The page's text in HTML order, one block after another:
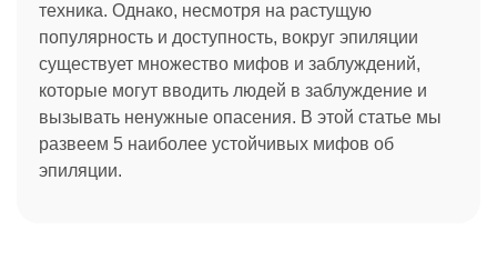
техника. Однако, несмотря на растущую
популярность и доступность, вокруг эпиляции
существует множество мифов и заблуждений,
которые могут вводить людей в заблуждение и
вызывать ненужные опасения. В этой статье мы
развеем 5 наиболее устойчивых мифов об
эпиляции.